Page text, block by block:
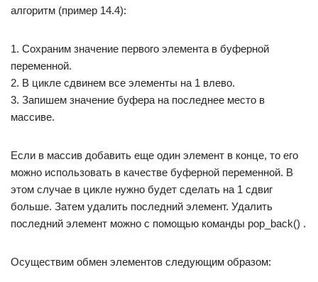
алгоритм (пример 14.4):
1. Сохраним значение первого элемента в буферной
переменной.
2. В цикле сдвинем все элементы на 1 влево.
3. Запишем значение буфера на последнее место в
массиве.
Если в массив добавить еще один элемент в конце, то его
можно использовать в качестве буферной переменной. В
этом случае в цикле нужно будет сделать на 1 сдвиг
больше. Затем удалить последний элемент. Удалить
последний элемент можно с помощью команды pop_back() .
Осуществим обмен элементов следующим образом: